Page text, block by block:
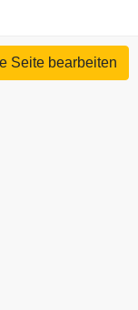
Seite bearbeiten